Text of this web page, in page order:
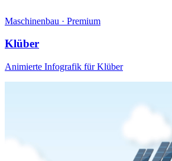
Maschinenbau · Premium
Klüber
Animierte Infografik für Klüber